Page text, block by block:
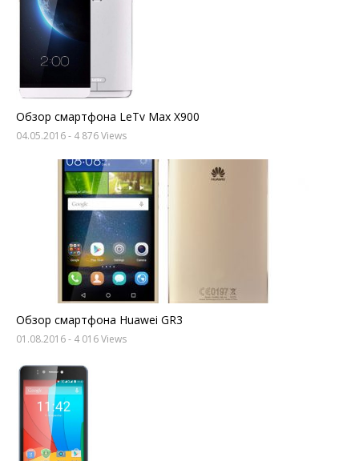
Обзор смартфона LeTv Max X900
04.05.2016- 4 876 Views
Обзор смартфона Huawei GR3
01.08.2016- 4 016 Views